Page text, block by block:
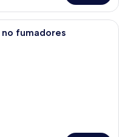
habitación de hotel con cama,
no fumadores